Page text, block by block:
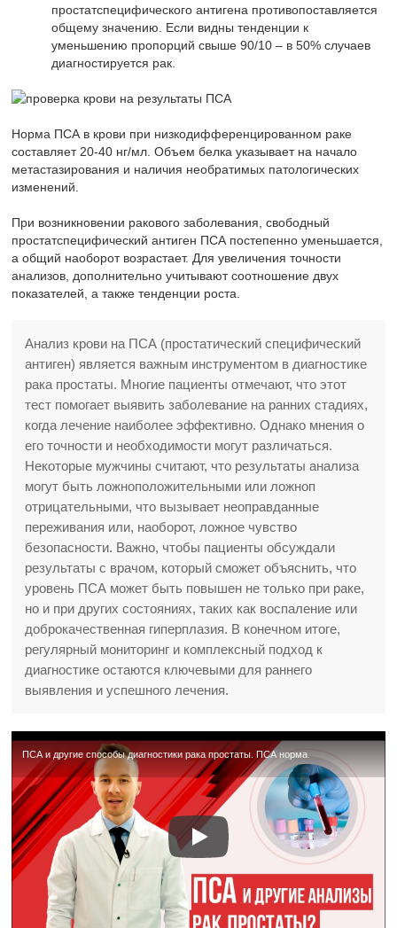
простатспецифического антигена противопоставляется
общему значению. Если видны тенденции к
уменьшению пропорций свыше 90/10 – в 50% случаев
диагностируется рак.
Норма ПСА в крови при низкодифференцированном раке
составляет 20-40 нг/мл. Объем белка указывает на начало
метастазирования и наличия необратимых патологических
изменений.
При возникновении ракового заболевания, свободный
простатспецифический антиген ПСА постепенно уменьшается,
а общий наоборот возрастает. Для увеличения точности
анализов, дополнительно учитывают соотношение двух
показателей, а также тенденции роста.
Анализ крови на ПСА (простатический специфический
антиген) является важным инструментом в диагностике
рака простаты. Многие пациенты отмечают, что этот
тест помогает выявить заболевание на ранних стадиях,
когда лечение наиболее эффективно. Однако мнения о
его точности и необходимости могут различаться.
Некоторые мужчины считают, что результаты анализа
могут быть ложноположительными или ложноп
отрицательными, что вызывает неоправданные
переживания или, наоборот, ложное чувство
безопасности. Важно, чтобы пациенты обсуждали
результаты с врачом, который сможет объяснить, что
уровень ПСА может быть повышен не только при раке,
но и при других состояниях, таких как воспаление или
доброкачественная гиперплазия. В конечном итоге,
регулярный мониторинг и комплексный подход к
диагностике остаются ключевыми для раннего
выявления и успешного лечения.
ПСА и другие способы диагностики рака простаты. ПСА норма.